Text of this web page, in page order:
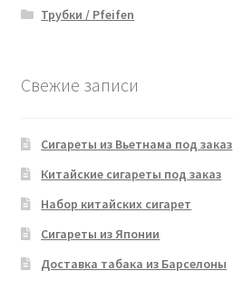
Трубки / Pfeifen
Свежие записи
Сигареты из Вьетнама под заказ
Китайские сигареты под заказ
Набор китайских сигарет
Сигареты из Японии
Доставка табака из Барселоны